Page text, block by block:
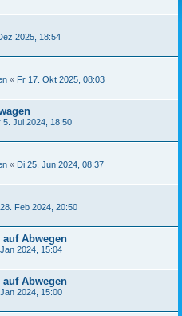
2025, 18:54
« Fr 17. Okt 2025, 08:03
5. Jul 2024, 18:50
« Di 25. Jun 2024, 08:37
Feb 2024, 20:50
Abwegen
2024, 15:04
Abwegen
2024, 15:00